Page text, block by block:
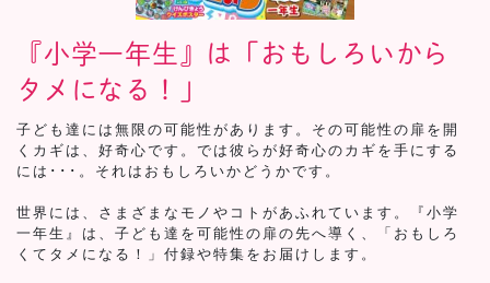
『小学一年生』は「おもしろいから
タメになる！」
子ども達には無限の可能性があります。その可能性の扉を開
くカギは、好奇心です。では彼らが好奇心のカギを手にする
には･･･。それはおもしろいかどうかです。
世界には、さまざまなモノやコトがあふれています。『小学
一年生』は、子ども達を可能性の扉の先へ導く、「おもしろ
くてタメになる！」付録や特集をお届けします。